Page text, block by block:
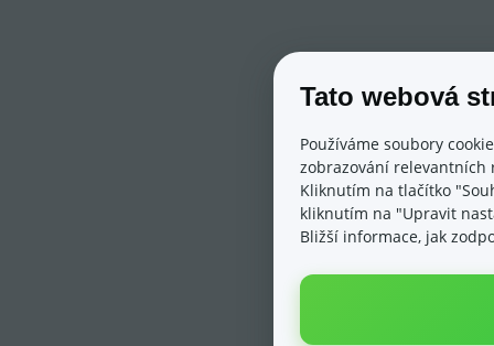
Tato webová
Používáme soubory
zobrazování relevantních
Kliknutím na tlačítko
kliknutím na "Upravit
Bližší informace, jak